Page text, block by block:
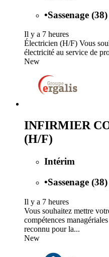
•Sassenage (38)
Il y a 7 heures
Électricien (H/F) Vous
électricité au service de
New
INFIRMIER
(H/F)
Intérim
•Sassenage (38)
Il y a 7 heures
Vous souhaitez mettre
compétences
reconnu pour la...
New